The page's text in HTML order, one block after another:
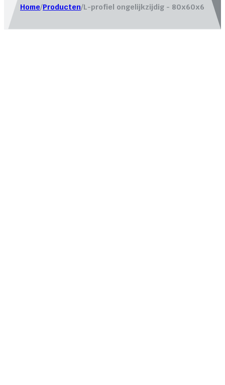
Home/Producten/L-profiel ongelijkzijdig - 80x60x6